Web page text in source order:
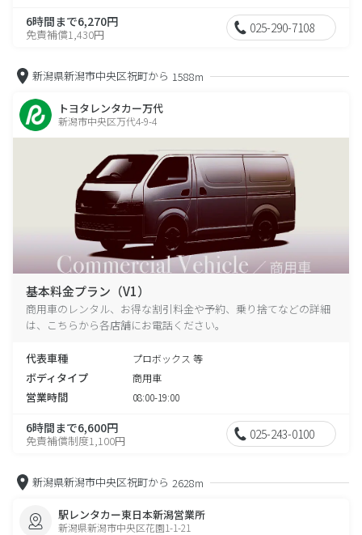
6時間まで6,270円
免責補償1,430円 025-290-7108
新潟県新潟市中央区祝町から 1588m
トヨタレンタカー万代
新潟市中央区万代4-9-4
基本料金プラン（V1）
商用車のレンタル、お得な割引料金や予約、乗り捨てなどの詳細
は、こちらから各店舗にお電話ください。
代表車種 プロボックス 等
ボディタイプ 商用車
営業時間 08:00-19:00
6時間まで6,600円
免責補償制度1,100円 025-243-0100
新潟県新潟市中央区祝町から 2628m
駅レンタカー東日本新潟営業所
新潟県新潟市中央区花園1-1-21